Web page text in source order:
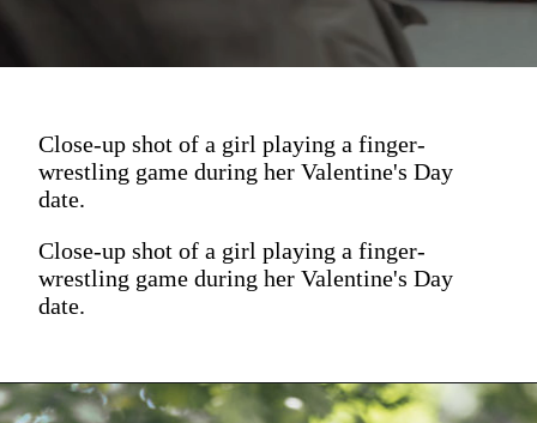
Close-up shot of a girl playing a finger-
wrestling game during her Valentine's Day
date.
Close-up shot of a girl playing a finger-
wrestling game during her Valentine's Day
date.